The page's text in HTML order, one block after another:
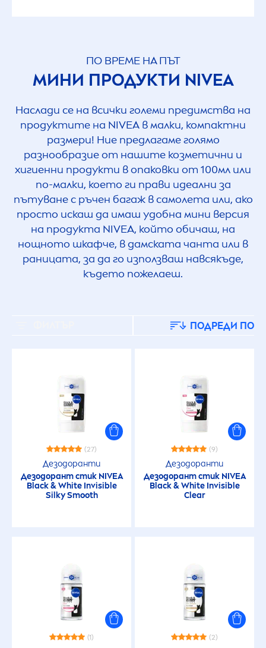
ПО ВРЕМЕ НА ПЪТ
МИНИ ПРОДУКТИ NIVEA
Наслади се на всички големи предимства на
продуктите на NIVEA в малки, компактни
размери! Ние предлагаме голямо
разнообразие от нашите козметични и
хигиенни продукти в опаковки от 100мл или
по-малки, което ги прави идеални за
пътуване с ръчен багаж в самолета или, ако
просто искаш да имаш удобна мини версия
на продукта NIVEA, който обичаш, на
нощното шкафче, в дамската чанта или в
раницата, за да го използваш навсякъде,
където пожелаеш.
ПОДРЕДИ ПО
(27)
Дезодоранти
Дезодорант стик NIVEA
Black&WhiteInvisible
Silky Smooth
(9)
Дезодоранти
Дезодорант стик NIVEA
Black&WhiteInvisible
Clear
(1) (2)